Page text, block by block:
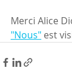
Merci Alice
"Nous" est